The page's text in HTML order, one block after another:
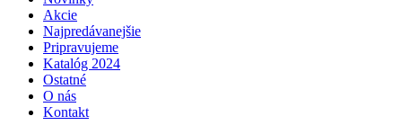
Akcie
Najpredávanejšie
Pripravujeme
Katalóg 2024
Ostatné
O nás
Kontakt